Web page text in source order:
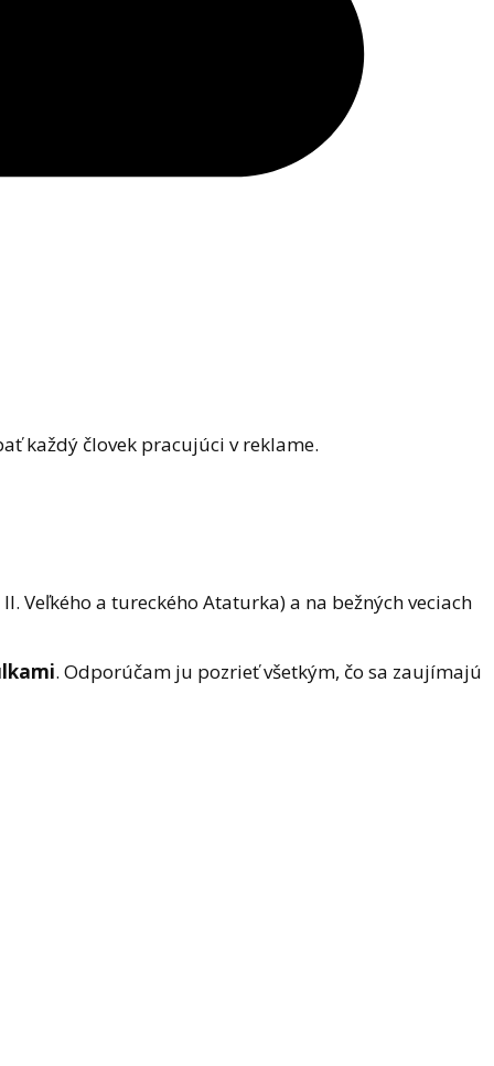
každý človek pracujúci v reklame.
Veľkého a tureckého Ataturka) a na bežných veciach
. Odporúčam ju pozrieť všetkým, čo sa zaujímajú